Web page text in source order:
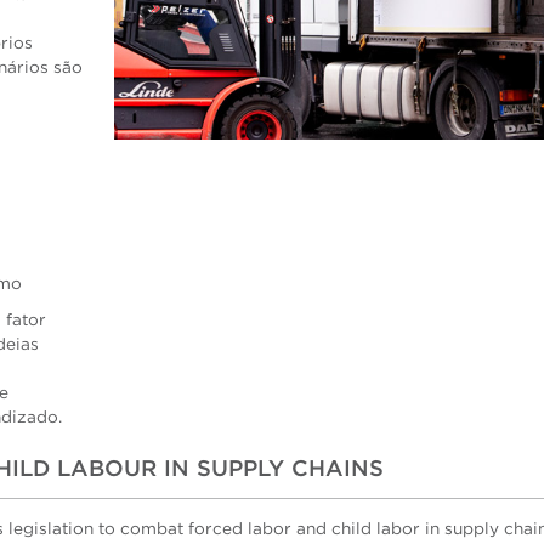
são
fator
LABOUR IN SUPPLY CHAINS
legislation to combat forced labor and child labor in supply